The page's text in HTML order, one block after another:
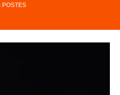
POSTES